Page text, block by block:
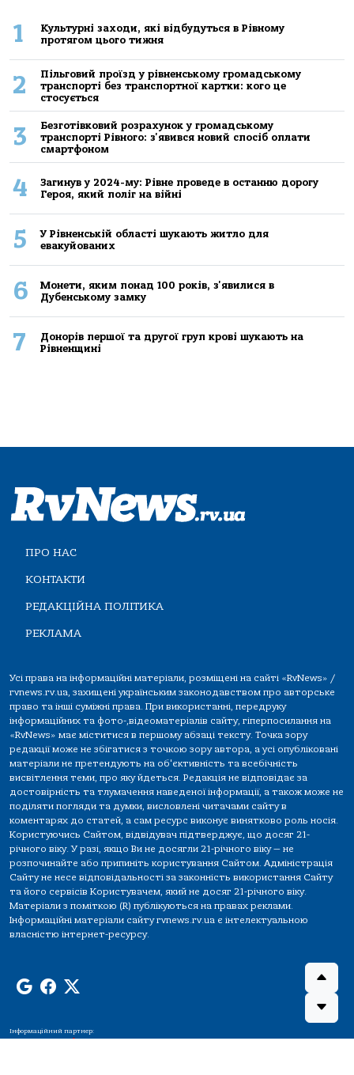
1
Культурні заходи, які відбудуться в Рівному
протягом цього тижня
2
Пільговий проїзд у рівненському громадському
транспорті без транспортної картки: кого це
стосується
3
Безготівковий розрахунок у громадському
транспорті Рівного: з'явився новий спосіб оплати
смартфоном
4
Загинув у 2024-му: Рівне проведе в останню дорогу
Героя, який поліг на війні
5
У Рівненській області шукають житло для
евакуйованих
6
Монети, яким понад 100 років, з'явилися в
Дубенському замку
7
Донорів першої та другої груп крові шукають на
Рівненщині
ПРО НАС
КОНТАКТИ
РЕДАКЦІЙНА ПОЛІТИКА
РЕКЛАМА
Усі права на інформаційні матеріали, розміщені на сайті «RvNews» /
rvnews.rv.ua, захищені українським законодавством про авторське
право та інші суміжні права. При використанні, передруку
інформаційних та фото-,відеоматеріалів сайту, гіперпосилання на
«RvNews» має міститися в першому абзаці тексту. Точка зору
редакції може не збігатися з точкою зору автора, а усі опубліковані
матеріали не претендують на об'єктивність та всебічність
висвітлення теми, про яку йдеться. Редакція не відповідає за
достовірність та тлумачення наведеної інформації, а також може не
поділяти погляди та думки, висловлені читачами сайту в
коментарях до статей, а сам ресурс виконує винятково роль носія.
Користуючись Сайтом, відвідувач підтверджує, що досяг 21-
річного віку. У разі, якщо Ви не досягли 21-річного віку — не
розпочинайте або припиніть користування Сайтом. Адміністрація
Сайту не несе відповідальності за законність використання Сайту
та його сервісів Користувачем, який не досяг 21-річного віку.
Матеріали з поміткою (R) публікуються на правах реклами.
Інформаційні матеріали сайту rvnews.rv.ua є інтелектуальною
власністю інтернет-ресурсу.
Інформаційний партнер: